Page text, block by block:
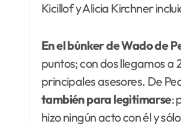
Kicillof y Alicia Kirchner
En el búnker de Wado de
puntos; con dos llegamos a
principales asesores. De
también para legitimarse:
hizo ningún acto con él y